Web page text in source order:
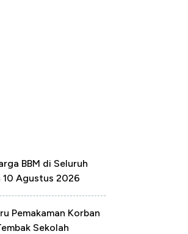
BBM di Seluruh
10 Agustus 2026
Pemakaman Korban
Sekolah